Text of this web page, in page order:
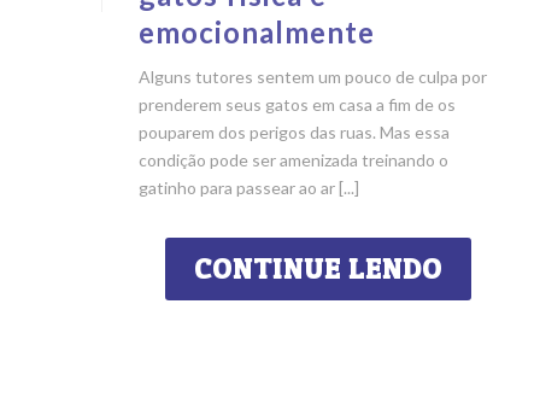
emocionalmente
Alguns tutores sentem um pouco de culpa por
prenderem seus gatos em casa a fim de os
pouparem dos perigos das ruas. Mas essa
condição pode ser amenizada treinando o
gatinho para passear ao ar [...]
CONTINUE LENDO